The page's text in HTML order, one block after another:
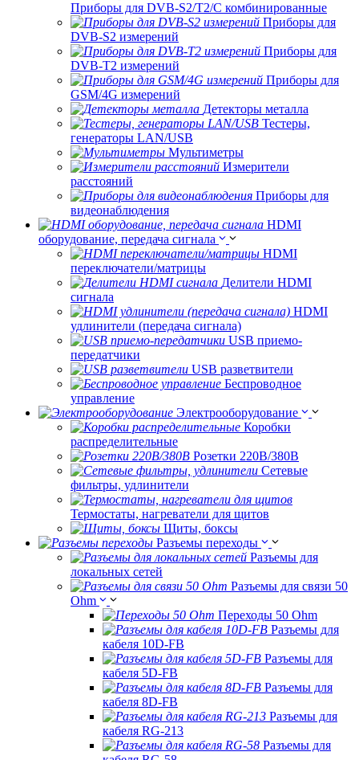
Приборы для DVB-S2/T2/C комбинированные
Приборы для
DVB-S2 измерений
Приборы для
DVB-T2 измерений
Приборы для
GSM/4G измерений
Детекторы металла
Тестеры,
генераторы LAN/USB
Мультиметры
Измерители
расстояний
Приборы для
видеонаблюдения
HDMI
оборудование, передача сигнала
HDMI
переключатели/матрицы
Делители HDMI
сигнала
HDMI
удлинители (передача сигнала)
USB приемо-
передатчики
USB разветвители
Беспроводное
управление
Электрооборудование
Коробки
распределительные
Розетки 220В/380В
Сетевые
фильтры, удлинители
Термостаты, нагреватели для щитов
Щиты, боксы
Разъемы переходы
Разъемы для
локальных сетей
Разъемы для связи 50
Ohm
Переходы 50 Ohm
Разъемы для
кабеля 10D-FB
Разъемы для
кабеля 5D-FB
Разъемы для
кабеля 8D-FB
Разъемы для
кабеля RG-213
Разъемы для